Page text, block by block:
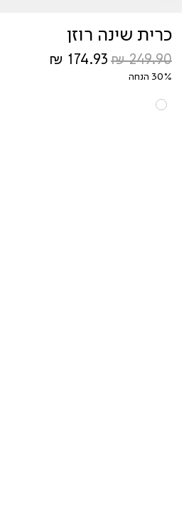
כרית שינה רוזן
מחיר רגיל מחיר מבצע
30% הנחה